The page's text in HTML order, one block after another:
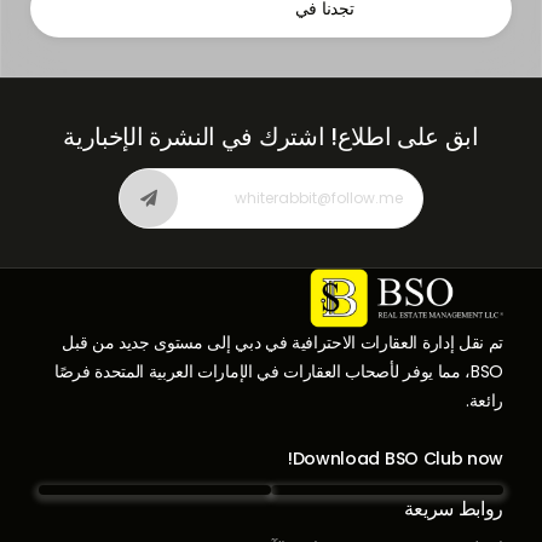
تجدنا في
تم نقل إدارة العقارات الاحترافية في دبي إلى مستوى جديد من قبل
BSO، مما يوفر لأصحاب العقارات في الإمارات العربية المتحدة فرصًا
رائعة.
Download BSO Club now!
روابط سريعة
ابق على اطلاع! اشترك في النشرة الإخبارية